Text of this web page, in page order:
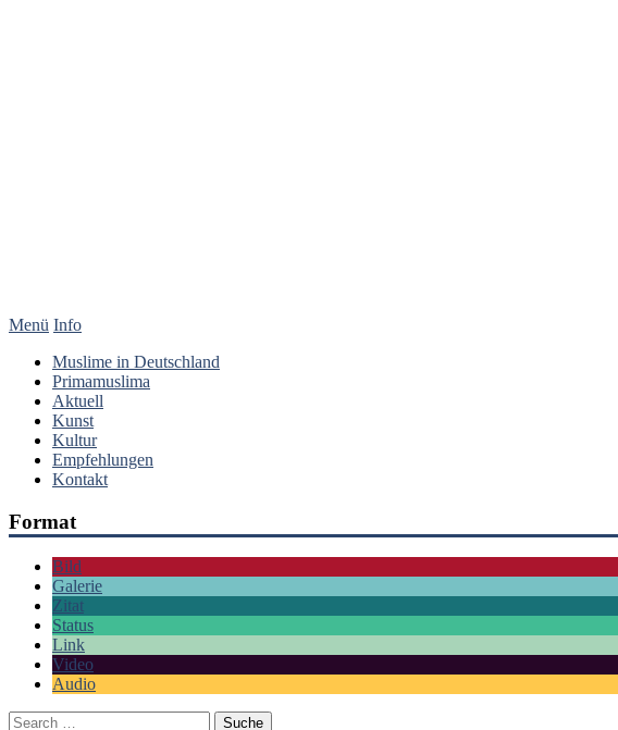
Menü Info
Muslime in Deutschland
Primamuslima
Aktuell
Kunst
Kultur
Empfehlungen
Kontakt
Format
Bild
Galerie
Zitat
Status
Link
Video
Audio